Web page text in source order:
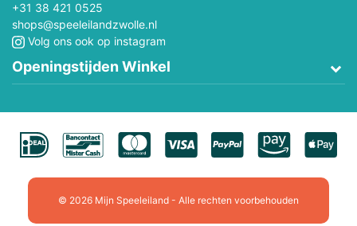
+31 38 421 0525
shops@speeleilandzwolle.nl
Volg ons ook op instagram
Openingstijden Winkel
© 2026 Mijn Speeleiland - Alle rechten voorbehouden